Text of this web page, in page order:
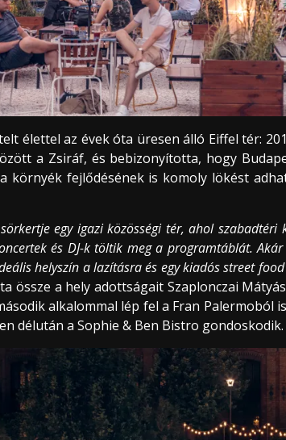
élettel az évek óta üresen álló Eiffel tér:
a Zsiráf, és bebizonyította, hogy
környék fejlődésének is komoly lökést
egy igazi közösségi tér, ahol
és DJ-k töltik meg a programtáblát.
helyszín a lazításra és egy kiadós street
össze a hely adottságait Szaplonczai
alkalommal lép fel a Fran Palermoból
délután a Sophie & Ben Bistro gondoskodik.